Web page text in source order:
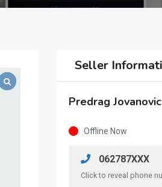
Seller
Predrag Jovanovic
Offline Now
062787XXX
Click to reveal phone